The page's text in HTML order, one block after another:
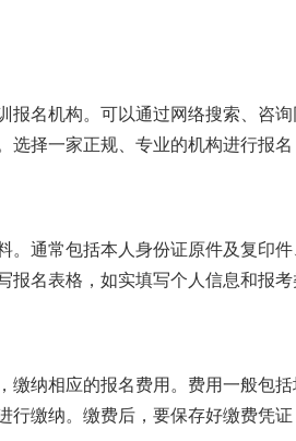
报名机构。可以通过网络搜索、咨
择一家正规、专业的机构进行报
。通常包括本人身份证原件及复印
名表格，如实填写个人信息和报考
缴纳相应的报名费用。费用一般包
缴纳。缴费后，要保存好缴费凭证